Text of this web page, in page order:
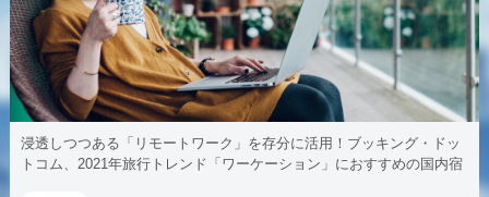
浸透しつつある「リモートワーク」を存分に活用！ブッキング・ドッ
トコム、2021年旅行トレンド「ワーケーション」におすすめの国内宿